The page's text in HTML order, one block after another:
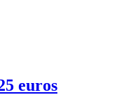
euros